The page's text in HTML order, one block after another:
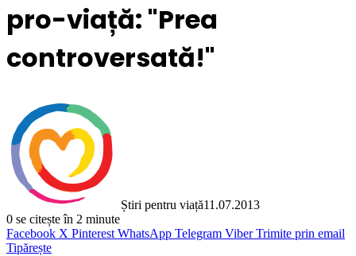
pro-viață: "Prea
controversată!"
Știri pentru viață11.07.2013
0 se citește în 2 minute
Facebook X Pinterest WhatsApp Telegram Viber Trimite prin email
Tipărește